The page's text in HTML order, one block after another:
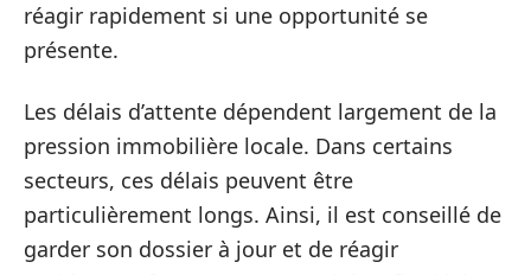
réagir rapidement si une opportunité se
présente.
Les délais d’attente dépendent largement de la
pression immobilière locale. Dans certains
secteurs, ces délais peuvent être
particulièrement longs. Ainsi, il est conseillé de
garder son dossier à jour et de réagir